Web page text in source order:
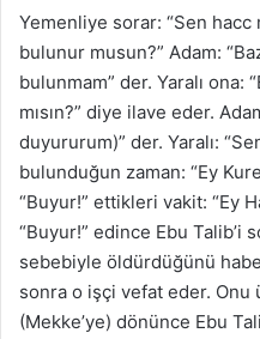
Yemenliye sorar: “Sen hacc
bulunur musun?” Adam:
bulunmam” der. Yaralı
mısın?” diye ilave eder.
duyururum)” der. Yaralı:
bulunduğun zaman: “Ey
“Buyur!” ettikleri vakit: “Ey
“Buyur!” edince Ebu Talib’i
sebebiyle öldürdüğünü
sonra o işçi vefat eder.
(Mekke’ye) dönünce Ebu